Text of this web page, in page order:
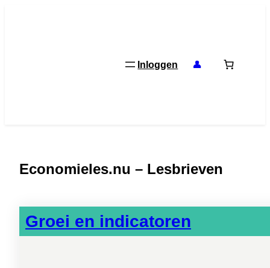
Inloggen 👤
Economieles.nu – Lesbrieven
Groei en indicatoren